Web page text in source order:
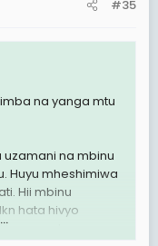
#35
na yanga mtu
na mbinu
Huyu mheshimiwa
Hii mbinu
hata hivyo
walau